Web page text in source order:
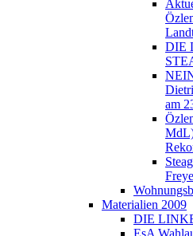
DIE
am
Materialien 2009
DIE
EsA